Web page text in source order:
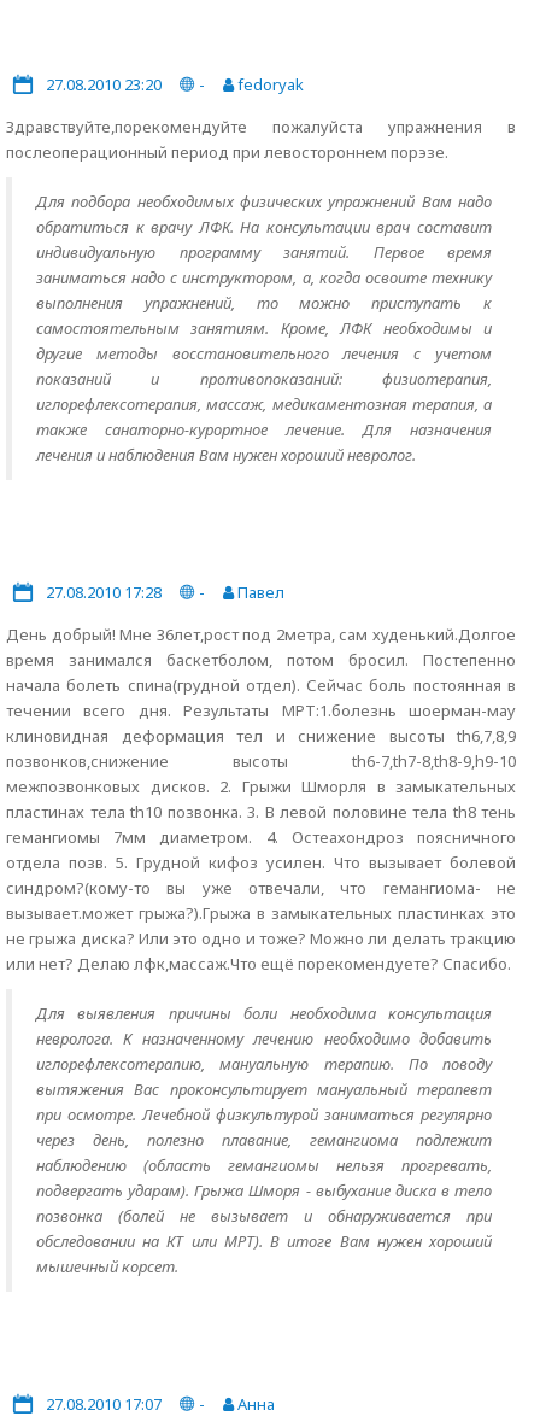
27.08.2010 23:20 -
fedoryak
Здравствуйте,порекомендуйте пожалуйста упражнения в
послеоперационный период при левостороннем порэзе.
Для подбора необходимых физических упражнений Вам надо
обратиться к врачу ЛФК. На консультации врач составит
индивидуальную программу занятий. Первое время
заниматься надо с инструктором, а, когда освоите технику
выполнения упражнений, то можно приступать к
самостоятельным занятиям. Кроме, ЛФК необходимы и
другие методы восстановительного лечения с учетом
показаний и противопоказаний: физиотерапия,
иглорефлексотерапия, массаж, медикаментозная терапия, а
также санаторно-курортное лечение. Для назначения
лечения и наблюдения Вам нужен хороший невролог.
27.08.2010 17:28 -
Павел
День добрый! Мне 36лет,рост под 2метра, сам худенький.Долгое
время занимался баскетболом, потом бросил. Постепенно
начала болеть спина(грудной отдел). Сейчас боль постоянная в
течении всего дня. Результаты МРТ:1.болезнь шоерман-мау
клиновидная деформация тел и снижение высоты th6,7,8,9
позвонков,снижение высоты th6-7,th7-8,th8-9,h9-10
межпозвонковых дисков. 2. Грыжи Шморля в замыкательных
пластинах тела th10 позвонка. 3. В левой половине тела th8 тень
гемангиомы 7мм диаметром. 4. Остеахондроз поясничного
отдела позв. 5. Грудной кифоз усилен. Что вызывает болевой
синдром?(кому-то вы уже отвечали, что гемангиома- не
вызывает.может грыжа?).Грыжа в замыкательных пластинках это
не грыжа диска? Или это одно и тоже? Можно ли делать тракцию
или нет? Делаю лфк,массаж.Что ещё порекомендуете? Спасибо.
Для выявления причины боли необходима консультация
невролога. К назначенному лечению необходимо добавить
иглорефлексотерапию, мануальную терапию. По поводу
вытяжения Вас проконсультирует мануальный терапевт
при осмотре. Лечебной физкультурой заниматься регулярно
через день, полезно плавание, гемангиома подлежит
наблюдению (область гемангиомы нельзя прогревать,
подвергать ударам). Грыжа Шморя - выбухание диска в тело
позвонка (болей не вызывает и обнаруживается при
обследовании на КТ или МРТ). В итоге Вам нужен хороший
мышечный корсет.
27.08.2010 17:07 -
Анна